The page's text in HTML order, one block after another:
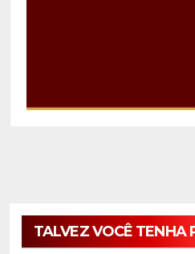
TALVEZ VOCÊ TENHA